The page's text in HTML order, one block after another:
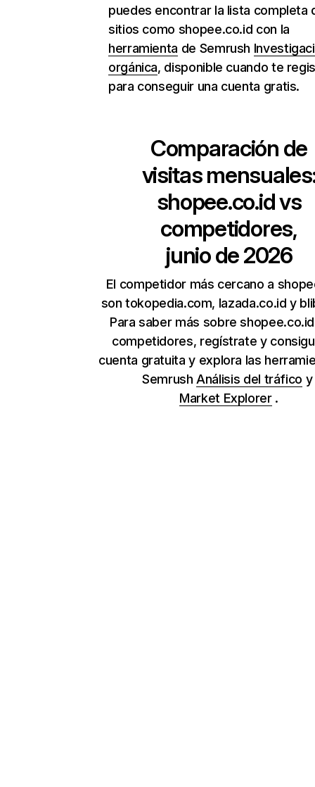
puedes encontrar la lista completa
sitios como shopee.co.id con la
herramienta de Semrush
orgánica, disponible cuando te
para conseguir una cuenta gratis.
Comparación de
visitas
shopee.co.idvs
competidores,
junio de 2026
El competidor más cercano a
son tokopedia.com, lazada.co.id y
Para saber más sobre
competidores, regístrate y
cuenta gratuita y explora las
Semrush Análisis del tráfico y
Market Explorer.